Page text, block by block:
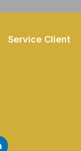
Service Client